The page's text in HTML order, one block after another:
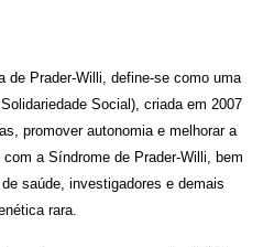
de Prader-Willi, define-se como uma
Social), criada em 2007
promover autonomia e melhorar a
a Síndrome de Prader-Willi, bem
saúde, investigadores e demais
rara.